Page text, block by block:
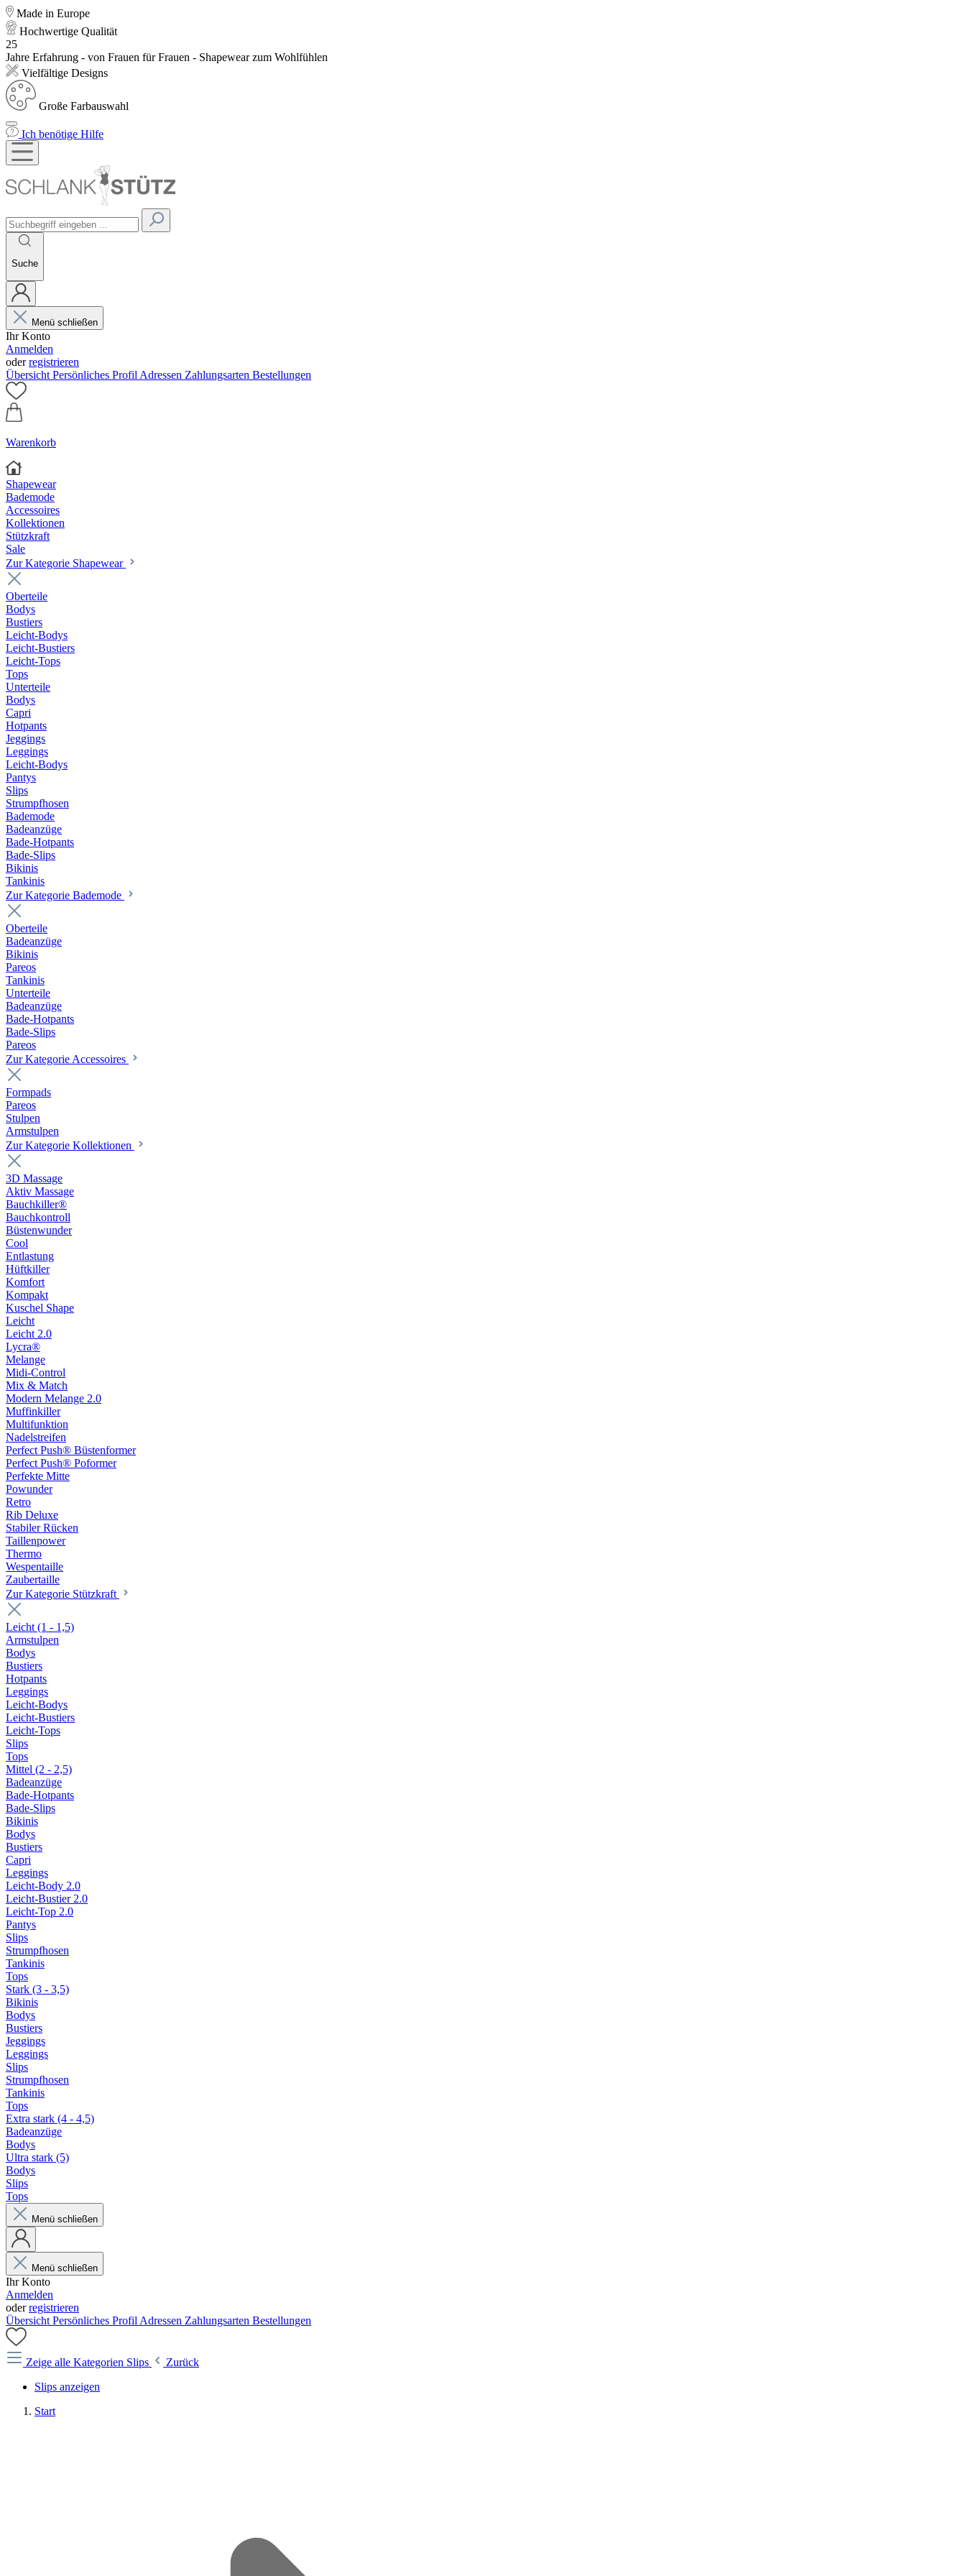
Made in Europe
Hochwertige Qualität
25
Jahre Erfahrung - von Frauen für Frauen - Shapewear zum Wohlfühlen
Vielfältige Designs
Große Farbauswahl
Ich benötige Hilfe
Suche
Menü schließen
Ihr Konto
Anmelden
oderregistrieren
Übersicht Persönliches Profil Adressen Zahlungsarten Bestellungen
Warenkorb
Shapewear
Bademode
Accessoires
Kollektionen
Stützkraft
Sale
Zur Kategorie Shapewear
Oberteile
Bodys
Bustiers
Leicht-Bodys
Leicht-Bustiers
Leicht-Tops
Tops
Unterteile
Bodys
Capri
Hotpants
Jeggings
Leggings
Leicht-Bodys
Pantys
Slips
Strumpfhosen
Bademode
Badeanzüge
Bade-Hotpants
Bade-Slips
Bikinis
Tankinis
Zur Kategorie Bademode
Oberteile
Badeanzüge
Bikinis
Pareos
Tankinis
Unterteile
Badeanzüge
Bade-Hotpants
Bade-Slips
Pareos
Zur Kategorie Accessoires
Formpads
Pareos
Stulpen
Armstulpen
Zur Kategorie Kollektionen
3D Massage
Aktiv Massage
Bauchkiller®
Bauchkontroll
Büstenwunder
Cool
Entlastung
Hüftkiller
Komfort
Kompakt
Kuschel Shape
Leicht
Leicht 2.0
Lycra®
Melange
Midi-Control
Mix & Match
Modern Melange 2.0
Muffinkiller
Multifunktion
Nadelstreifen
Perfect Push® Büstenformer
Perfect Push® Poformer
Perfekte Mitte
Powunder
Retro
Rib Deluxe
Stabiler Rücken
Taillenpower
Thermo
Wespentaille
Zaubertaille
Zur Kategorie Stützkraft
Leicht (1 - 1,5)
Armstulpen
Bodys
Bustiers
Hotpants
Leggings
Leicht-Bodys
Leicht-Bustiers
Leicht-Tops
Slips
Tops
Mittel (2 - 2,5)
Badeanzüge
Bade-Hotpants
Bade-Slips
Bikinis
Bodys
Bustiers
Capri
Leggings
Leicht-Body 2.0
Leicht-Bustier 2.0
Leicht-Top 2.0
Pantys
Slips
Strumpfhosen
Tankinis
Tops
Stark (3 - 3,5)
Bikinis
Bodys
Bustiers
Jeggings
Leggings
Slips
Strumpfhosen
Tankinis
Tops
Extra stark (4 - 4,5)
Badeanzüge
Bodys
Ultra stark (5)
Bodys
Slips
Tops
Menü schließen
Menü schließen
Ihr Konto
Anmelden
oderregistrieren
Übersicht Persönliches Profil Adressen Zahlungsarten Bestellungen
Zeige alle Kategorien Slips
Zurück
Slips anzeigen
Start